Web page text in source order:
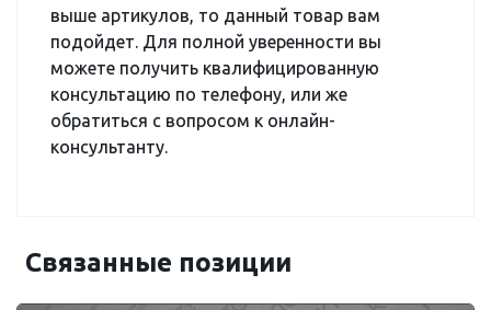
выше артикулов, то данный товар вам
подойдет. Для полной уверенности вы
можете получить квалифицированную
консультацию по телефону, или же
обратиться с вопросом к онлайн-
консультанту.
Связанные позиции